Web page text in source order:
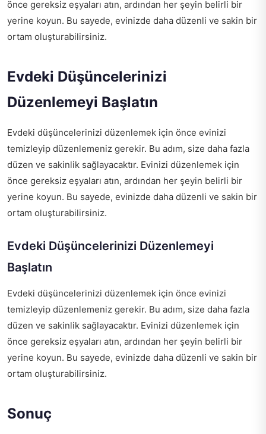
önce gereksiz eşyaları atın, ardından her şeyin belirli bir
yerine koyun. Bu sayede, evinizde daha düzenli ve sakin bir
ortam oluşturabilirsiniz.
Evdeki Düşüncelerinizi
Düzenlemeyi Başlatın
Evdeki düşüncelerinizi düzenlemek için önce evinizi
temizleyip düzenlemeniz gerekir. Bu adım, size daha fazla
düzen ve sakinlik sağlayacaktır. Evinizi düzenlemek için
önce gereksiz eşyaları atın, ardından her şeyin belirli bir
yerine koyun. Bu sayede, evinizde daha düzenli ve sakin bir
ortam oluşturabilirsiniz.
Evdeki Düşüncelerinizi Düzenlemeyi
Başlatın
Evdeki düşüncelerinizi düzenlemek için önce evinizi
temizleyip düzenlemeniz gerekir. Bu adım, size daha fazla
düzen ve sakinlik sağlayacaktır. Evinizi düzenlemek için
önce gereksiz eşyaları atın, ardından her şeyin belirli bir
yerine koyun. Bu sayede, evinizde daha düzenli ve sakin bir
ortam oluşturabilirsiniz.
Sonuç